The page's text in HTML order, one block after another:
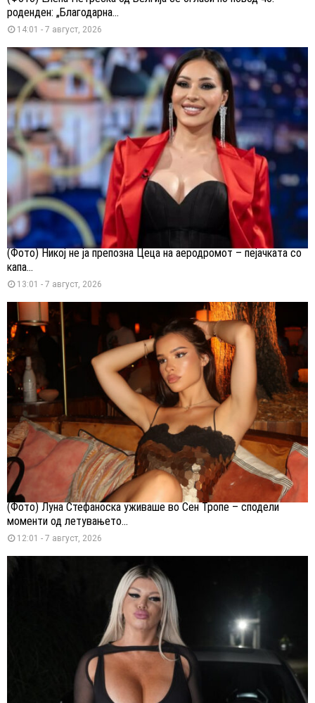
роденден: „Благодарна...
14:01 - 7 август, 2026
(Фото) Никој не ја препозна Цеца на аеродромот – пејачката со
капа...
13:01 - 7 август, 2026
(Фото) Луна Стефаноска уживаше во Сен Тропе – сподели
моменти од летувањето...
12:01 - 7 август, 2026